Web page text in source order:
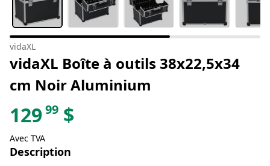
vidaXL
vidaXL Boîte à outils 38x22,5x34
cm Noir Aluminium
12999 $
Avec TVA
Description